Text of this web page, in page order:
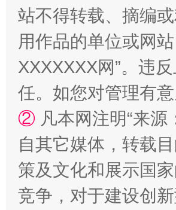
站不得转载、摘编
用作品的单位或网
XXXXXXX网”。违
任。如您对管理有
② 凡本网注明“来
自其它媒体，转载
策及文化和展示国
竞争，对于建设创